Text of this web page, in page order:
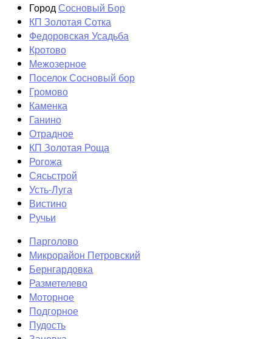
ГородСосновый Бор
КП Золотая Сотка
Федоровская Усадьба
Кротово
Межозерное
Поселок Сосновый бор
Громово
Каменка
Ганино
Отрадное
КП Золотая Роща
Рогожа
Сясьстрой
Усть-Луга
Вистино
Ручьи
Парголово
Микрорайон Петровский
Бернгардовка
Разметелево
Моторное
Подгорное
Пудость